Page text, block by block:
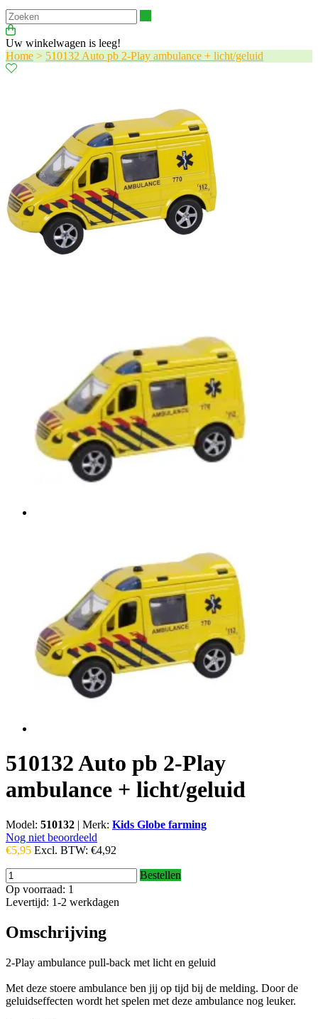
Uw winkelwagen is leeg!
Home > 510132 Auto pb 2-Play ambulance + licht/geluid
510132 Auto pb 2-Play
ambulance + licht/geluid
Model: 510132 | Merk: Kids Globe farming
Nog niet beoordeeld
€5,95 Excl. BTW: €4,92
Bestellen
Op voorraad: 1
Levertijd: 1-2 werkdagen
Omschrijving
2-Play ambulance pull-back met licht en geluid
Met deze stoere ambulance ben jij op tijd bij de melding. Door de
geluidseffecten wordt het spelen met deze ambulance nog leuker.